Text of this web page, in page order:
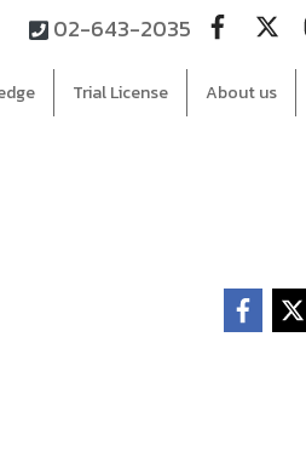
02-643-2035
Trial License About us